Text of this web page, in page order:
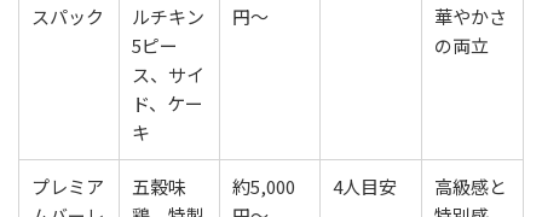
スパック
ルチキン
5ピー
ス、サイ
ド、ケー
キ
円～
華やかさ
の両立
プレミア
五穀味
約5,000
4人目安
高級感と